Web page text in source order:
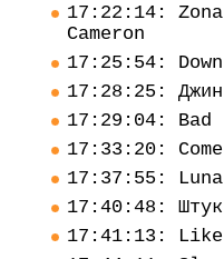
17:22:14:
Cameron
17:25:54:
17:28:25:
17:29:04:
17:33:20:
17:37:55:
17:40:48:
17:41:13: